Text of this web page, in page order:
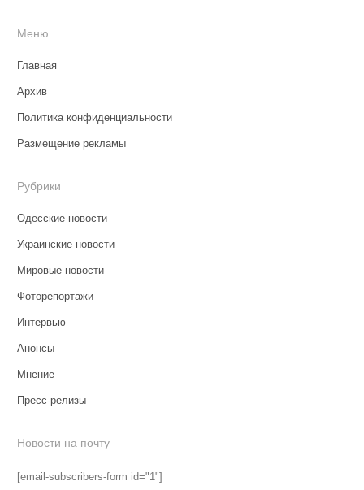
Меню
Главная
Архив
Политика конфиденциальности
Размещение рекламы
Рубрики
Одесские новости
Украинские новости
Мировые новости
Фоторепортажи
Интервью
Анонсы
Мнение
Пресс-релизы
Новости на почту
[email-subscribers-form id="1"]